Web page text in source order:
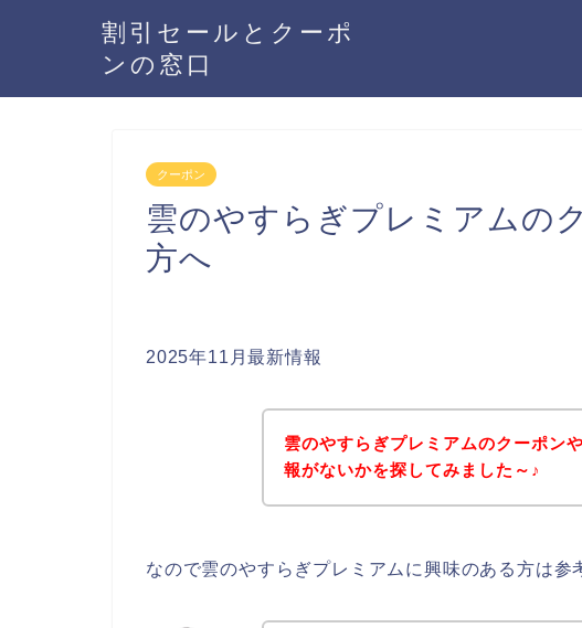
割引セールとクーポ
ンの窓口
クーポン
雲のやすらぎプレミアムの
方へ
2025年11月最新情報
雲のやすらぎプレミアムのクーポン
報がないかを探してみました～♪
なので雲のやすらぎプレミアムに興味のある方は参